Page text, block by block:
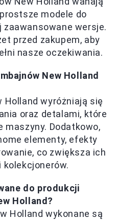
prostsze modele do
zaawansowane wersje.
przed zakupem, aby
nasze oczekiwania.
New Holland
Holland wyróżniają się
oraz detalami, które
maszyny. Dodatkowo,
elementy, efekty
co zwiększa ich
do produkcji
Holland?
Holland wykonane są